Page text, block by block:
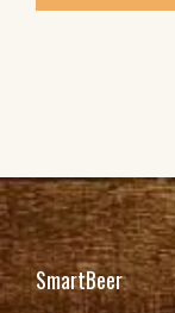
SmartBeer